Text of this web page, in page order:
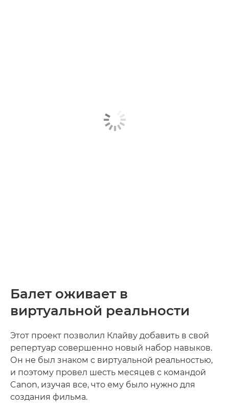
Балет оживает в
виртуальной реальности
Этот проект позволил Клайву добавить в свой
репертуар совершенно новый набор навыков.
Он не был знаком с виртуальной реальностью,
и поэтому провел шесть месяцев с командой
Canon, изучая все, что ему было нужно для
создания фильма.